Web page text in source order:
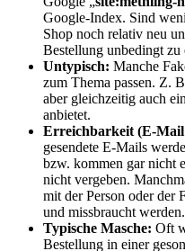
Google-Index. Sind
Shop noch relativ neu
Bestellung unbedingt zu
Untypisch: Manche
zum Thema passen. Z.
aber gleichzeitig auch
anbietet.
Erreichbarkeit (E-Mail
gesendete E-Mails
bzw. kommen gar nicht
nicht vergeben.
mit der Person oder der
und missbraucht werden.
Typische Masche: Oft
Bestellung in einer